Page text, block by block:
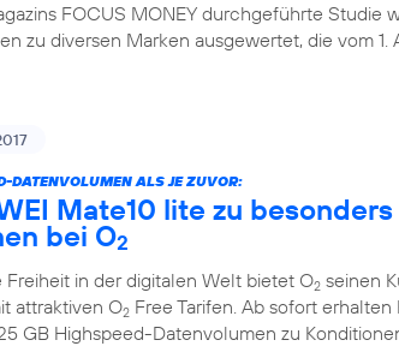
FOCUS MONEY durchgeführte Studie
zu diversen Marken ausgewertet, die vom 1.
DATENVOLUMEN ALS JE ZUVOR:
Mate10 lite zu
bei O2
Freiheit in der digitalen Welt bietet O2 seinen
attraktiven O2 Free Tarifen. Ab sofort
GB Highspeed-Datenvolumen zu